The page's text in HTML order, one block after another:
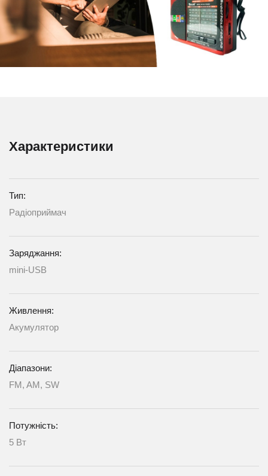
Характеристики
Тип:
Радіоприймач
Заряджання:
mini-USB
Живлення:
Акумулятор
Діапазони:
FM, AM, SW
Потужність:
5 Вт